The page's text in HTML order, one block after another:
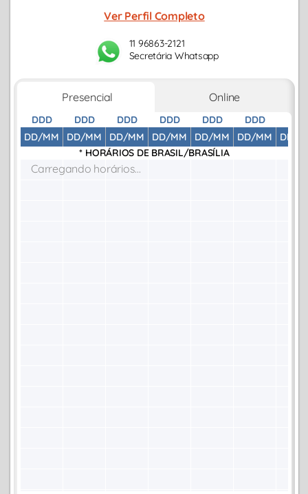
Ver Perfil Completo
11 96863-2121
Secretária Whatsapp
Presencial Online
DDD
DD/MM
DDD
DD/MM
DDD
DD/MM
DDD
DD/MM
DDD
DD/MM
DDD
DD/MM
DD/
* HORÁRIOS DE BRASIL/BRASÍLIA
Carregando horários...